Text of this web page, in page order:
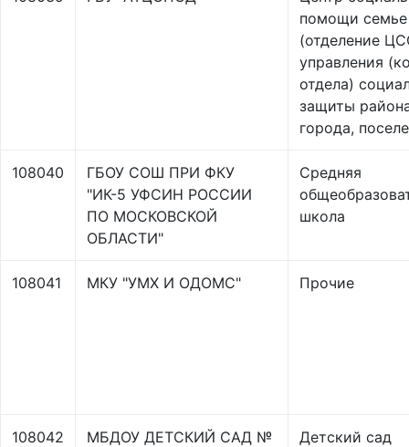
помощи
(отделение
управления
отдела)
защиты
города,
108040
ГБОУ СОШ ПРИ ФКУ
"ИК-5 УФСИН РОССИИ
ПО МОСКОВСКОЙ
ОБЛАСТИ"
Средняя
школа
108041 МКУ "УМХ И ОДОМС" Прочие
108042
МБДОУ ДЕТСКИЙ САД №
Детский сад